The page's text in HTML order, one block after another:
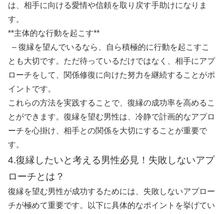
は、相手に向ける愛情や信頼を取り戻す手助けになりま
す。
**主体的な行動を起こす**
– 復縁を望んでいるなら、自ら積極的に行動を起こすこ
とも大切です。ただ待っているだけではなく、相手にアプ
ローチをして、関係修復に向けた努力を継続することがポ
イントです。
これらの方法を実践することで、復縁の成功率を高めるこ
とができます。復縁を望む男性は、冷静で計画的なアプロ
ーチを心掛け、相手との関係を大切にすることが重要で
す。
4.復縁したいと考える男性必見！失敗しないアプ
ローチとは？
復縁を望む男性が成功するためには、失敗しないアプロー
チが極めて重要です。以下に具体的なポイントを挙げてい